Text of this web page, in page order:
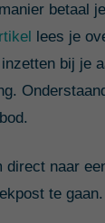
betaal
lees je
bij je
direct naar
te gaan.